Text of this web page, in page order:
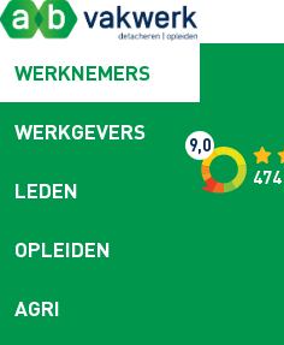
WERKNEMERS
WERKGEVERS
LEDEN
OPLEIDEN
AGRI
9,0
474